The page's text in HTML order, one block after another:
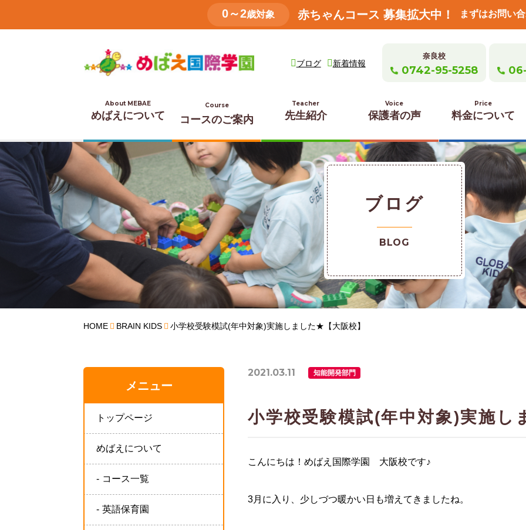
0～2歳対象 赤ちゃんコース 募集拡大中！ まずはお問い
ブログ 新着情報
奈良校
0742-95-5258
About MEBAE
めばえについて
Course
コースのご案内
Teacher
先生紹介
Voice
保護者の声
Price
料金について
ブログ
BLOG
HOME BRAIN KIDS 小学校受験模試(年中対象)実施しました★【大阪校】
メニュー
トップページ
めばえについて
コース一覧
英語保育園
2021.03.11 知能開発部門
小学校受験模試(年中対象)実施
こんにちは！めばえ国際学園 大阪校です♪
3月に入り、少しづつ暖かい日も増えてきましたね。